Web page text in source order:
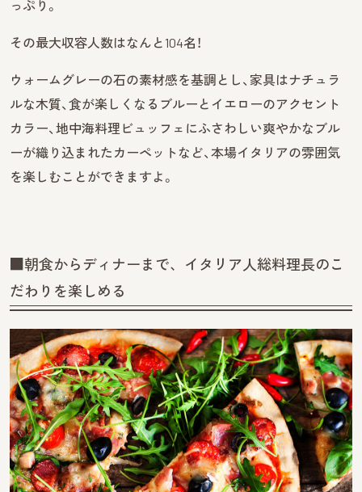
っぷり。
その最大収容人数はなんと104名！
ウォームグレーの石の素材感を基調とし、家具はナチュラ
ルな木質、食が楽しくなるブルーとイエローのアクセント
カラー、地中海料理ビュッフェにふさわしい爽やかなブル
ーが織り込まれたカーペットなど、本場イタリアの雰囲気
を楽しむことができますよ。
■朝食からディナーまで、イタリア人総料理長のこ
だわりを楽しめる